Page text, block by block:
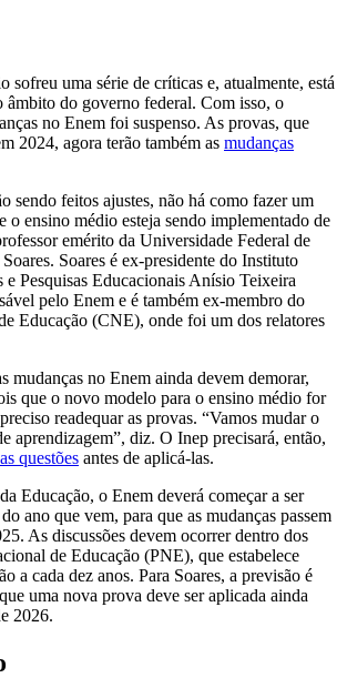
sofreu uma série de críticas e, atualmente, está
âmbito do governo federal. Com isso, o
no Enem foi suspenso. As provas, que
2024, agora terão também as mudanças
sendo feitos ajustes, não há como fazer um
o ensino médio esteja sendo implementado de
emérito da Universidade Federal de
Soares é ex-presidente do Instituto
e Pesquisas Educacionais Anísio Teixeira
pelo Enem e é também ex-membro do
Educação (CNE), onde foi um dos relatores
mudanças no Enem ainda devem demorar,
que o novo modelo para o ensino médio for
readequar as provas. “Vamos mudar o
aprendizagem”, diz. O Inep precisará, então,
questões antes de aplicá-las.
Educação, o Enem deverá começar a ser
ano que vem, para que as mudanças passem
As discussões devem ocorrer dentro dos
de Educação (PNE), que estabelece
a cada dez anos. Para Soares, a previsão é
uma nova prova deve ser aplicada ainda
2026.